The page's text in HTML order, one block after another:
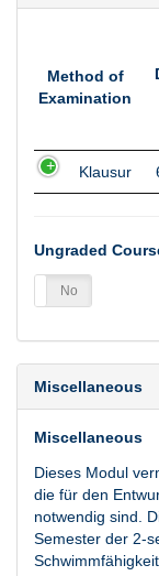
Method of
Examination
Method of
Klausur
Ungraded
No
Miscellaneous
Miscellaneous
Dieses Modul
die für den
notwendig sind.
Semester der 2-